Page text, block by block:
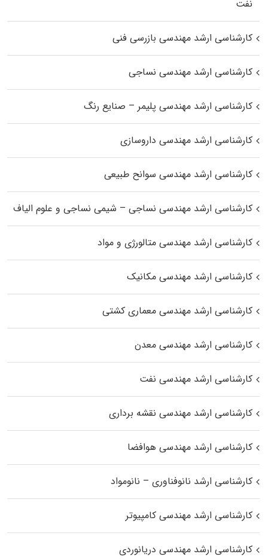
نفت
کارشناسی ارشد مهندسی بازرسی فنی
کارشناسی ارشد مهندسی نساجی
کارشناسی ارشد مهندسی پلیمر – صنایع رنگ
کارشناسی ارشد مهندسی داروسازی
کارشناسی ارشد مهندسی سوانح طبیعی
کارشناسی ارشد مهندسی نساجی – شیمی نساجی و علوم الیاف
کارشناسی ارشد مهندسی متالورژی و مواد
کارشناسی ارشد مهندسی مکانیک
کارشناسی ارشد مهندسی معماری کشتی
کارشناسی ارشد مهندسی معدن
کارشناسی ارشد مهندسی نفت
کارشناسی ارشد مهندسی نقشه برداری
کارشناسی ارشد مهندسی هوافضا
کارشناسی ارشد نانوفناوری – نانومواد
کارشناسی ارشد مهندسی کامپیوتر
کارشناسی ارشد مهندسی دریانوردی